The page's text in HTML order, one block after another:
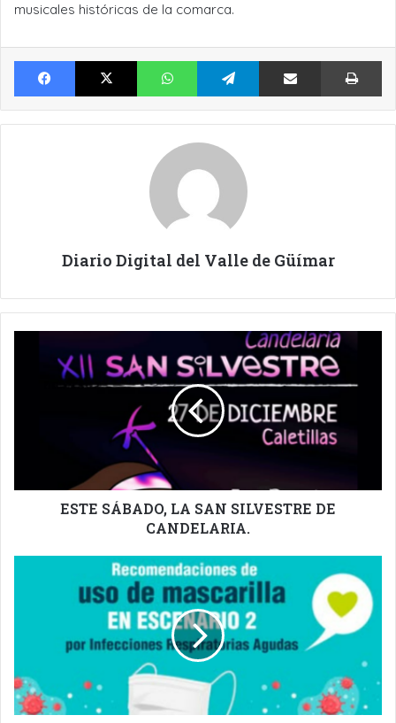
musicales históricas de la comarca.
Facebook X WhatsApp Telegram Compartir por Email
Diario Digital del Valle de Güímar
SÁBADO,
ESTE SÁBADO, LA SAN SILVESTRE DE
CANDELARIA.
MASCARILLA
POR
EL
REPUNTE